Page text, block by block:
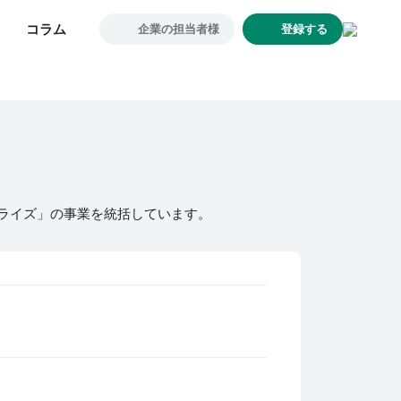
コラム 企業の担当者様 登録する
コラム 企業の担当者様 登録する
コンサルタント紹介
ズ」の事業を統括しています。